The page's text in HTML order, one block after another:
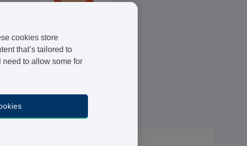
Registrierte Ärzte und
24 h Lieferung
cookies store
that’s tailored to
need to allow some for